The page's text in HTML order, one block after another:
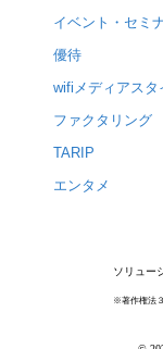
イベント・セミ
優待
wifiメディアスタ
ファクタリング
TARIP
エンタメ
ソリュー
※著作権法